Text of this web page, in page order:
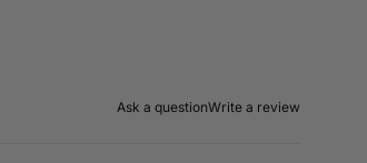
Ask a questionWrite a review